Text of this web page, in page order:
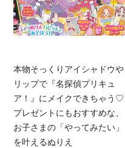
本物そっくりアイシャドウや
リップで『名探偵プリキュ
ア！』にメイクできちゃう♡
プレゼントにもおすすめな、
お子さまの「やってみたい」
を叶えるぬりえ